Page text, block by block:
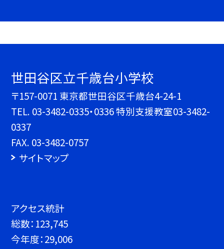
世田谷区立千歳台小学校
〒157-0071 東京都世田谷区千歳台4-24-1
TEL. 03-3482-0335・0336 特別支援教室03-3482-
0337
FAX. 03-3482-0757
サイトマップ
アクセス統計
総数： 123,745
今年度：29,006